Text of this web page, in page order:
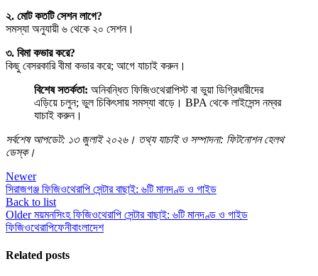
২. মোট কতটি সেশন লাগে?
সমস্যা অনুযায়ী ৬ থেকে ২০ সেশন।
৩. বিমা কভার করে?
কিছু বেসরকারি বীমা কভার করে; আগে যাচাই করুন।
বিশেষ সতর্কতা: অনিবন্ধিত ফিজিওথেরাপিস্ট বা ভুয়া ডিগ্রিধারীদের
এড়িয়ে চলুন; ভুল চিকিৎসায় সমস্যা বাড়ে। BPA থেকে লাইসেন্স নম্বর
যাচাই করুন।
সর্বশেষ আপডেট: ১৩ জুলাই ২০২৬। তথ্য যাচাই ও সম্পাদনা: ফিটনোশন হেলথ
ডেস্ক।
Newer
সিরাজগঞ্জ ফিজিওথেরাপি সেন্টার বাছাই: ৬টি মানদণ্ড ও গাইড
Back to list
Older ময়মনসিংহ ফিজিওথেরাপি সেন্টার বাছাই: ৬টি মানদণ্ড ও গাইড
ফিজিওথেরাপিফেনীবাংলাদেশ
Related posts